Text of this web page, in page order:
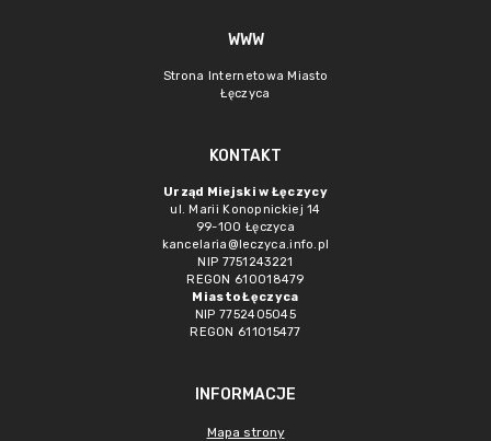
WWW
Strona Internetowa Miasto
Łęczyca
KONTAKT
Urząd Miejski w Łęczycy
ul. Marii Konopnickiej 14
99-100 Łęczyca
kancelaria@leczyca.info.pl
NIP 7751243221
REGON 610018479
Miasto Łęczyca
NIP 7752405045
REGON 611015477
INFORMACJE
Mapa strony